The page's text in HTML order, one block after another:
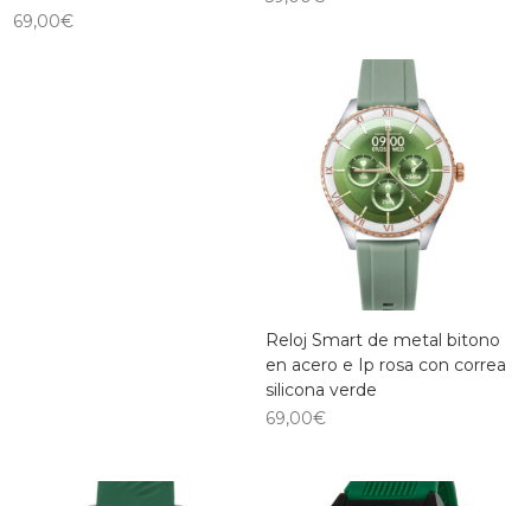
69,00€
Reloj Smart de metal bitono
en acero e Ip rosa con correa
silicona verde
69,00€